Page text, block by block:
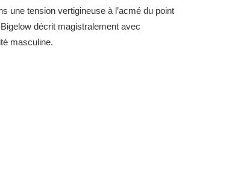
une tension vertigineuse à l’acmé du point
décrit magistralement avec
masculine.